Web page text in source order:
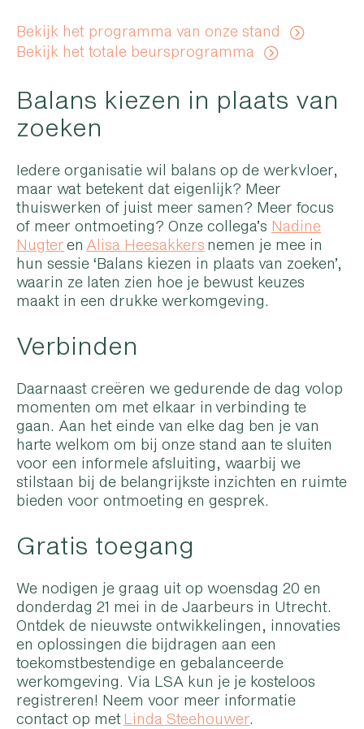
Bekijk het programma van onze stand
Bekijk het totale beursprogramma
Balans kiezen in plaats van
zoeken
Iedere organisatie wil balans op de werkvloer,
maar wat betekent dat eigenlijk? Meer
thuiswerken of juist meer samen? Meer focus
of meer ontmoeting? Onze collega’s Nadine
Nugteren Alisa Heesakkers nemen je mee in
hun sessie ‘Balans kiezen in plaats van zoeken’,
waarin ze laten zien hoe je bewust keuzes
maakt in een drukke werkomgeving.
Verbinden
Daarnaast creëren we gedurende de dag volop
momenten om met elkaar in verbinding te
gaan. Aan het einde van elke dag ben je van
harte welkom om bij onze stand aan te sluiten
voor een informele afsluiting, waarbij we
stilstaan bij de belangrijkste inzichten en ruimte
bieden voor ontmoeting en gesprek.
Gratis toegang
We nodigen je graag uit op woensdag 20 en
donderdag 21 mei in de Jaarbeurs in Utrecht.
Ontdek de nieuwste ontwikkelingen, innovaties
en oplossingen die bijdragen aan een
toekomstbestendige en gebalanceerde
werkomgeving. Via LSA kun je je kosteloos
registreren! Neem voor meer informatie
contact op metLinda Steehouwer.